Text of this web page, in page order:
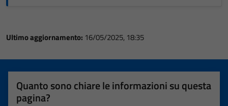
Ultimo aggiornamento: 16/05/2025, 18:35
Quanto sono chiare le informazioni su questa
pagina?